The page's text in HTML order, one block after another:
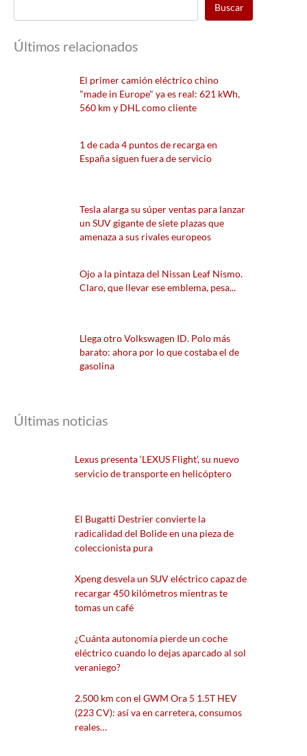
Buscar
Últimos relacionados
El primer camión eléctrico chino
"made in Europe" ya es real: 621 kWh,
560 km y DHL como cliente
1 de cada 4 puntos de recarga en
España siguen fuera de servicio
Tesla alarga su súper ventas para lanzar
un SUV gigante de siete plazas que
amenaza a sus rivales europeos
Ojo a la pintaza del Nissan Leaf Nismo.
Claro, que llevar ese emblema, pesa...
Llega otro Volkswagen ID. Polo más
barato: ahora por lo que costaba el de
gasolina
Últimas noticias
Lexus presenta ‘LEXUS Flight’, su nuevo
servicio de transporte en helicóptero
El Bugatti Destrier convierte la
radicalidad del Bolide en una pieza de
coleccionista pura
Xpeng desvela un SUV eléctrico capaz de
recargar 450 kilómetros mientras te
tomas un café
¿Cuánta autonomía pierde un coche
eléctrico cuando lo dejas aparcado al sol
veraniego?
2.500 km con el GWM Ora 5 1.5T HEV
(223 CV): así va en carretera, consumos
reales…